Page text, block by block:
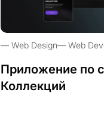
Web Design Web
Приложение по
Коллекций